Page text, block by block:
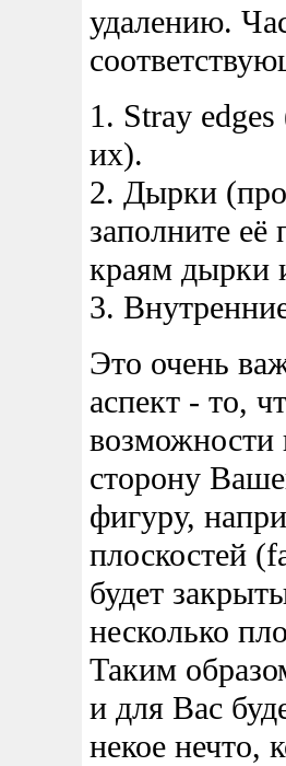
удалению.
1. Stray
их).
2. Дырки
заполните
краям дырки
3.
Это очень
аспект - то,
возможности
сторону
фигуру,
плоскостей
будет
несколько
Таким
и для Вас
некое нечто,